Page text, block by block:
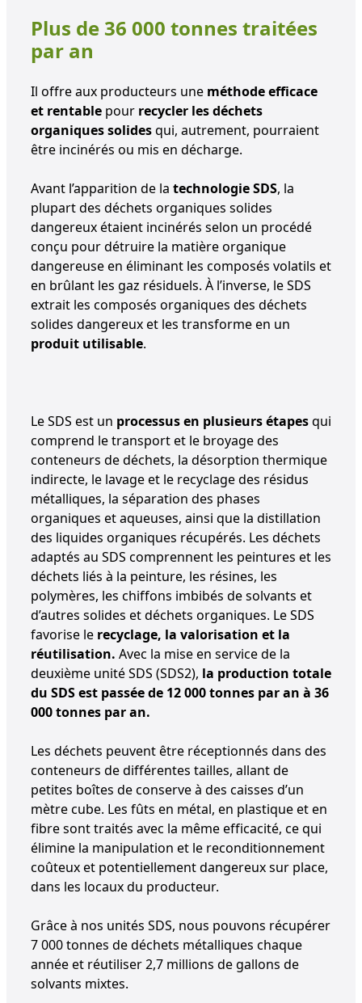
Plus de 36 000 tonnes traitées
par an
Il offre aux producteurs une méthode efficace
et rentable pour recycler les déchets
organiques solidesqui, autrement, pourraient
être incinérés ou mis en décharge.
Avant l’apparition de la technologie SDS, la
plupart des déchets organiques solides
dangereux étaient incinérés selon un procédé
conçu pour détruire la matière organique
dangereuse en éliminant les composés volatils et
en brûlant les gaz résiduels. À l’inverse, le SDS
extrait les composés organiques des déchets
solides dangereux et les transforme en un
produit utilisable.
Le SDS est un processus en plusieurs étapesqui
comprend le transport et le broyage des
conteneurs de déchets, la désorption thermique
indirecte, le lavage et le recyclage des résidus
métalliques, la séparation des phases
organiques et aqueuses, ainsi que la distillation
des liquides organiques récupérés. Les déchets
adaptés au SDS comprennent les peintures et les
déchets liés à la peinture, les résines, les
polymères, les chiffons imbibés de solvants et
d’autres solides et déchets organiques. Le SDS
favorise le recyclage, la valorisation et la
réutilisation. Avec la mise en service de la
deuxième unité SDS (SDS2), la production totale
du SDS est passée de 12 000 tonnes par an à 36
000 tonnes par an.
Les déchets peuvent être réceptionnés dans des
conteneurs de différentes tailles, allant de
petites boîtes de conserve à des caisses d’un
mètre cube. Les fûts en métal, en plastique et en
fibre sont traités avec la même efficacité, ce qui
élimine la manipulation et le reconditionnement
coûteux et potentiellement dangereux sur place,
dans les locaux du producteur.
Grâce à nos unités SDS, nous pouvons récupérer
7 000 tonnes de déchets métalliques chaque
année et réutiliser 2,7 millions de gallons de
solvants mixtes.